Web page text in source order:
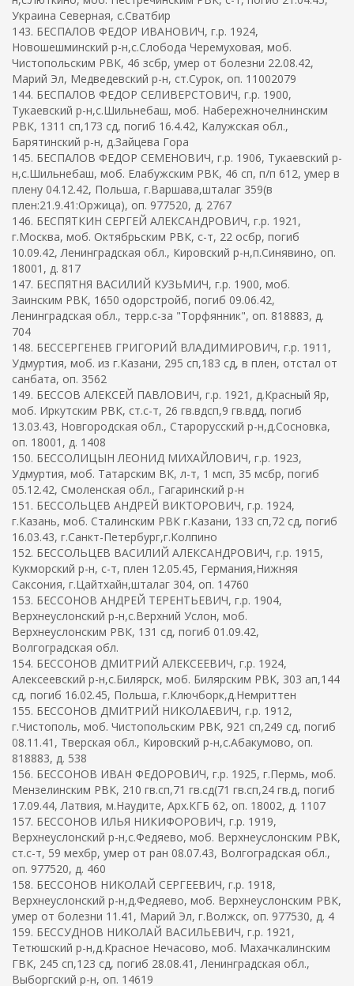
Украина Северная, с.Сватбир
143. БЕСПАЛОВ ФЕДОР ИВАНОВИЧ, г.р. 1924,
Новошешминский р-н,с.Слобода Черемуховая, моб.
Чистопольским РВК, 46 зсбр, умер от болезни 22.08.42,
Марий Эл, Медведевский р-н, ст.Сурок, оп. 11002079
144. БЕСПАЛОВ ФЕДОР СЕЛИВЕРСТОВИЧ, г.р. 1900,
Тукаевский р-н,с.Шильнебаш, моб. Набережночелнинским
РВК, 1311 сп,173 сд, погиб 16.4.42, Калужская обл.,
Барятинский р-н, д.Зайцева Гора
145. БЕСПАЛОВ ФЕДОР СЕМЕНОВИЧ, г.р. 1906, Тукаевский р-
н,с.Шильнебаш, моб. Елабужским РВК, 46 сп, п/п 612, умер в
плену 04.12.42, Польша, г.Варшава,шталаг 359(в
плен:21.9.41:Оржица), оп. 977520, д. 2767
146. БЕСПЯТКИН СЕРГЕЙ АЛЕКСАНДРОВИЧ, г.р. 1921,
г.Москва, моб. Октябрьским РВК, с-т, 22 осбр, погиб
10.09.42, Ленинградская обл., Кировский р-н,п.Синявино, оп.
18001, д. 817
147. БЕСПЯТНЯ ВАСИЛИЙ КУЗЬМИЧ, г.р. 1900, моб.
Заинским РВК, 1650 одорстройб, погиб 09.06.42,
Ленинградская обл., терр.с-за "Торфянник", оп. 818883, д.
704
148. БЕССЕРГЕНЕВ ГРИГОРИЙ ВЛАДИМИРОВИЧ, г.р. 1911,
Удмуртия, моб. из г.Казани, 295 сп,183 сд, в плен, отстал от
санбата, оп. 3562
149. БЕССОВ АЛЕКСЕЙ ПАВЛОВИЧ, г.р. 1921, д.Красный Яр,
моб. Иркутским РВК, ст.с-т, 26 гв.вдсп,9 гв.вдд, погиб
13.03.43, Новгородская обл., Старорусский р-н,д.Сосновка,
оп. 18001, д. 1408
150. БЕССОЛИЦЫН ЛЕОНИД МИХАЙЛОВИЧ, г.р. 1923,
Удмуртия, моб. Татарским ВК, л-т, 1 мсп, 35 мсбр, погиб
05.12.42, Смоленская обл., Гагаринский р-н
151. БЕССОЛЬЦЕВ АНДРЕЙ ВИКТОРОВИЧ, г.р. 1924,
г.Казань, моб. Сталинским РВК г.Казани, 133 сп,72 сд, погиб
16.03.43, г.Санкт-Петербург,г.Колпино
152. БЕССОЛЬЦЕВ ВАСИЛИЙ АЛЕКСАНДРОВИЧ, г.р. 1915,
Кукморский р-н, с-т, плен 12.05.45, Германия,Нижняя
Саксония, г.Цайтхайн,шталаг 304, оп. 14760
153. БЕССОНОВ АНДРЕЙ ТЕРЕНТЬЕВИЧ, г.р. 1904,
Верхнеуслонский р-н,с.Верхний Услон, моб.
Верхнеуслонским РВК, 131 сд, погиб 01.09.42,
Волгоградская обл.
154. БЕССОНОВ ДМИТРИЙ АЛЕКСЕЕВИЧ, г.р. 1924,
Алексеевский р-н,с.Билярск, моб. Билярским РВК, 303 ап,144
сд, погиб 16.02.45, Польша, г.Ключборк,д.Немриттен
155. БЕССОНОВ ДМИТРИЙ НИКОЛАЕВИЧ, г.р. 1912,
г.Чистополь, моб. Чистопольским РВК, 921 сп,249 сд, погиб
08.11.41, Тверская обл., Кировский р-н,с.Абакумово, оп.
818883, д. 538
156. БЕССОНОВ ИВАН ФЕДОРОВИЧ, г.р. 1925, г.Пермь, моб.
Мензелинским РВК, 210 гв.сп,71 гв.сд(71 гв.сп,24 гв.д, погиб
17.09.44, Латвия, м.Наудите, Арх.КГБ 62, оп. 18002, д. 1107
157. БЕССОНОВ ИЛЬЯ НИКИФОРОВИЧ, г.р. 1919,
Верхнеуслонский р-н,с.Федяево, моб. Верхнеуслонским РВК,
ст.с-т, 59 мехбр, умер от ран 08.07.43, Волгоградская обл.,
оп. 977520, д. 460
158. БЕССОНОВ НИКОЛАЙ СЕРГЕЕВИЧ, г.р. 1918,
Верхнеуслонский р-н,д.Федяево, моб. Верхнеуслонским РВК,
умер от болезни 11.41, Марий Эл, г.Волжск, оп. 977530, д. 4
159. БЕССУДНОВ НИКОЛАЙ ВАСИЛЬЕВИЧ, г.р. 1921,
Тетюшский р-н,д.Красное Нечасово, моб. Махачкалинским
ГВК, 245 сп,123 сд, погиб 28.08.41, Ленинградская обл.,
Выборгский р-н, оп. 14619